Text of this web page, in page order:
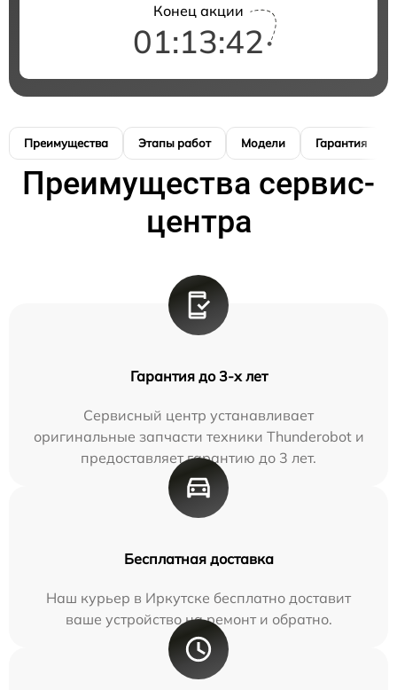
Конец акции
01:13:41
Преимущества Этапы работ Модели Гарантия
Преимущества сервис-
центра
Гарантия до 3-х лет
Сервисный центр устанавливает
оригинальные запчасти техники Thunderobot и
предоставляет гарантию до 3 лет.
Бесплатная доставка
Наш курьер в Иркутске бесплатно доставит
ваше устройство на ремонт и обратно.